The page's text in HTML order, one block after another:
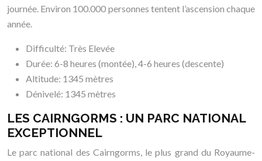
journée. Environ 100.000 personnes tentent l’ascension chaque
année.
Difficulté: Très Elevée
Durée: 6-8 heures (montée), 4-6 heures (descente)
Altitude: 1345 mètres
Dénivelé: 1345 mètres
LES CAIRNGORMS : UN PARC NATIONAL
EXCEPTIONNEL
Le parc national des Cairngorms, le plus grand du Royaume-